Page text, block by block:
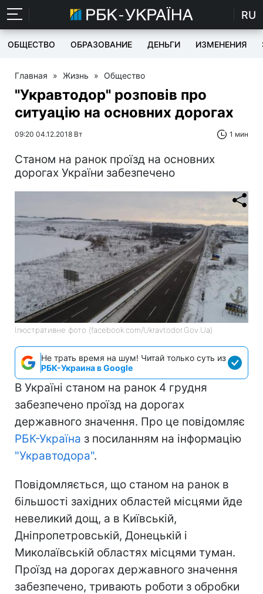
RU
ОБЩЕСТВО ОБРАЗОВАНИЕ ДЕНЬГИ ИЗМЕНЕНИЯ
Главная » Жизнь » Общество
"Укравтодор" розповів про
ситуацію на основних дорогах
09:20 04.12.2018 Вт 1 мин
Станом на ранок проїзд на основних
дорогах України забезпечено
Ілюстративне фото (facebook.com/Ukravtodor.Gov.Ua)
Не трать время на шум! Читай только суть из
РБК-Украина в Google
В Україні станом на ранок 4 грудня
забезпечено проїзд на дорогах
державного значення. Про це повідомляє
РБК-Україна з посиланням на інформацію
"Укравтодора".
Повідомляється, що станом на ранок в
більшості західних областей місцями йде
невеликий дощ, а в Київській,
Дніпропетровській, Донецькій і
Миколаївській областях місцями туман.
Проїзд на дорогах державного значення
забезпечено, тривають роботи з обробки